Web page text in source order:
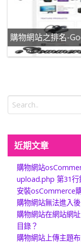
購物網站之排名-
近期文章
購物網站
upload.php 第31行
安裝osCommerce
購物網站無法進入
購物網站在網站網
目錄？
購物網站上傳主題